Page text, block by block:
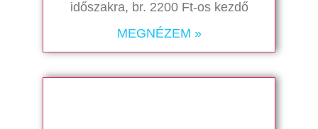
időszakra, br. 2200 Ft-os kezdő
MEGNÉZEM »